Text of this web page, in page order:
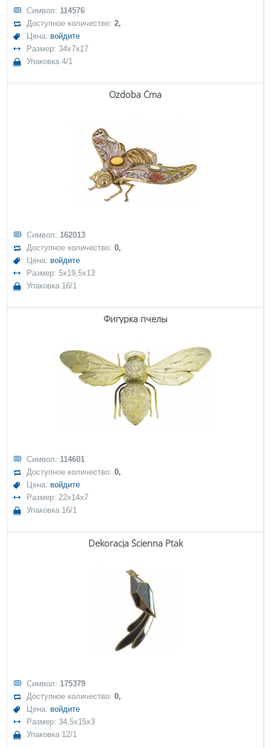
Символ: 114576
Доступное количество:2,
Цена: войдите
Размер: 34x7x17
Упаковка 4/1
Ozdoba Ćma
Символ: 162013
Доступное количество:0,
Цена: войдите
Размер: 5x19,5x13
Упаковка 16/1
Фигурка пчелы
Символ: 114601
Доступное количество:0,
Цена: войдите
Размер: 22x14x7
Упаковка 16/1
Dekoracja Ścienna Ptak
Символ: 175379
Доступное количество:0,
Цена: войдите
Размер: 34,5x15x3
Упаковка 12/1